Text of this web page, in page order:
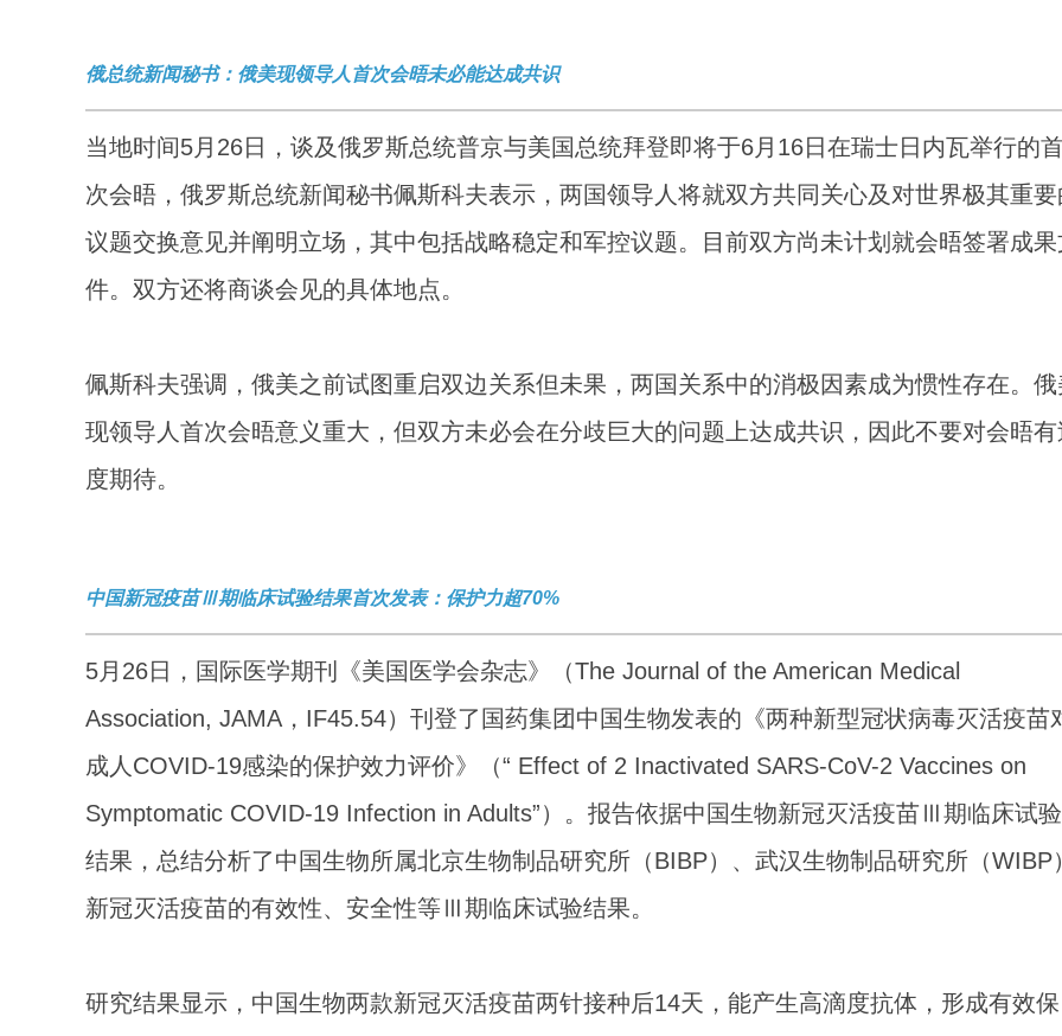
俄总统新闻秘书：俄美现领导人首次会晤未必能达成共识
当地时间5月26日，谈及俄罗斯总统普京与美国总统拜登即将于6月16日在瑞士日内瓦举行的首
次会晤，俄罗斯总统新闻秘书佩斯科夫表示，两国领导人将就双方共同关心及对世界极其重要
议题交换意见并阐明立场，其中包括战略稳定和军控议题。目前双方尚未计划就会晤签署成果
件。双方还将商谈会见的具体地点。
佩斯科夫强调，俄美之前试图重启双边关系但未果，两国关系中的消极因素成为惯性存在。俄
现领导人首次会晤意义重大，但双方未必会在分歧巨大的问题上达成共识，因此不要对会晤有
度期待。
中国新冠疫苗Ⅲ期临床试验结果首次发表：保护力超70%
5月26日，国际医学期刊《美国医学会杂志》（The Journal of the American Medical
Association, JAMA，IF45.54）刊登了国药集团中国生物发表的《两种新型冠状病毒灭活疫苗
成人COVID-19感染的保护效力评价》（“ Effect of 2 Inactivated SARS-CoV-2 Vaccines on
Symptomatic COVID-19 Infection in Adults”）。报告依据中国生物新冠灭活疫苗Ⅲ期临床试验
结果，总结分析了中国生物所属北京生物制品研究所（BIBP）、武汉生物制品研究所（WIBP）
新冠灭活疫苗的有效性、安全性等Ⅲ期临床试验结果。
研究结果显示，中国生物两款新冠灭活疫苗两针接种后14天，能产生高滴度抗体，形成有效保